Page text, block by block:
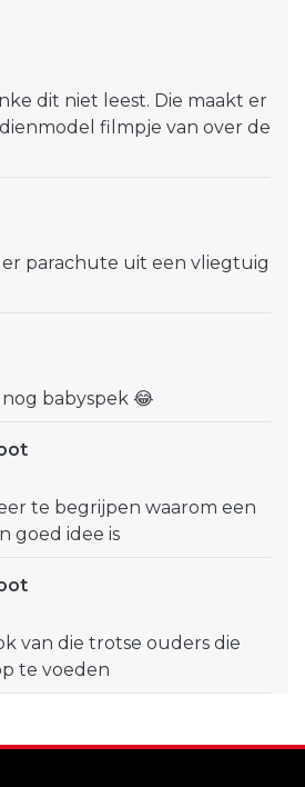
dit niet leest. Die maakt er
filmpje van over de
parachute uit een vliegtuig
babyspek 😂
te begrijpen waarom een
goed idee is
van die trotse ouders die
te voeden